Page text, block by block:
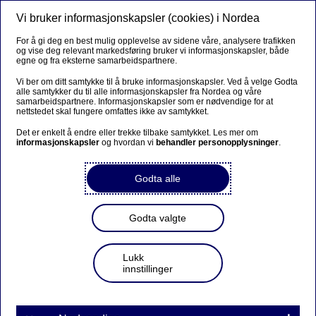
Lån
Samtykke lånedokumentasjon
Steg i prosessen
Vi bruker informasjonskapsler (cookies) i Nordea
For å gi deg en best mulig opplevelse av sidene våre, analysere trafikken
og vise deg relevant markedsføring bruker vi informasjonskapsler, både
egne og fra eksterne samarbeidspartnere.
Vi ber om ditt samtykke til å bruke informasjonskapsler. Ved å velge Godta
alle samtykker du til alle informasjonskapsler fra Nordea og våre
samarbeidspartnere. Informasjonskapsler som er nødvendige for at
nettstedet skal fungere omfattes ikke av samtykket.
Det er enkelt å endre eller trekke tilbake samtykket. Les mer om
informasjonskapsler og hvordan vi behandler personopplysninger.
Godta alle
Godta valgte
Lukk
innstillinger